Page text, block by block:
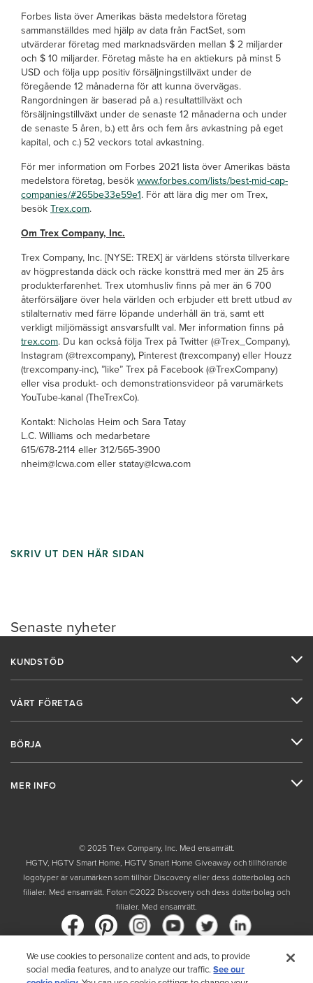
Senaste nyheter
Forbes lista över Amerikas bästa medelstora företag
sammanställdes med hjälp av data från FactSet, som
utvärderar företag med marknadsvärden mellan $ 2 miljarder
och $ 10 miljarder. Företag måste ha en aktiekurs på minst 5
USD och följa upp positiv försäljningstillväxt under de
föregående 12 månaderna för att kunna övervägas.
Rangordningen är baserad på a.) resultattillväxt och
försäljningstillväxt under de senaste 12 månaderna och under
de senaste 5 åren, b.) ett års och fem års avkastning på eget
kapital, och c.) 52 veckors total avkastning.
För mer information om Forbes 2021 lista över Amerikas bästa
medelstora företag, besökwww.forbes.com/lists/best-mid-cap-
companies/#265be33e59e1. För att lära dig mer om Trex,
besökTrex.com.
Om Trex Company, Inc.
Trex Company, Inc. [NYSE: TREX] är världens största tillverkare
av högprestanda däck och räcke konstträ med mer än 25 års
produkterfarenhet. Trex utomhusliv finns på mer än 6 700
återförsäljare över hela världen och erbjuder ett brett utbud av
stilalternativ med färre löpande underhåll än trä, samt ett
verkligt miljömässigt ansvarsfullt val. Mer information finns på
trex.com. Du kan också följa Trex på Twitter (@Trex_Company),
Instagram (@trexcompany), Pinterest (trexcompany) eller Houzz
(trexcompany-inc), ”like” Trex på Facebook (@TrexCompany)
eller visa produkt- och demonstrationsvideor på varumärkets
YouTube-kanal (TheTrexCo).
Kontakt: Nicholas Heim och Sara Tatay
L.C. Williams och medarbetare
615/678-2114 eller 312/565-3900
nheim@lcwa.com eller statay@lcwa.com
SKRIV UT DEN HÄR SIDAN
KUNDSTÖD
VÅRT FÖRETAG
BÖRJA
MER INFO
© 2025 Trex Company, Inc. Med ensamrätt.
HGTV, HGTV Smart Home, HGTV Smart Home Giveaway och tillhörande
logotyper är varumärken som tillhör Discovery eller dess dotterbolag och
filialer. Med ensamrätt. Foton ©2022 Discovery och dess dotterbolag och
filialer. Med ensamrätt.
Land
We use cookies to personalize content and ads, to provide
social media features, and to analyze our traffic.See our